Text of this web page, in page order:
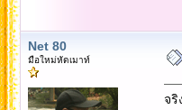
Net 80
มือใหม่หัดเมาท์
จริ